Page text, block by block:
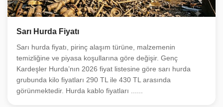
Sarı Hurda Fiyatı
Sarı hurda fiyatı, pirinç alaşım türüne, malzemenin
temizliğine ve piyasa koşullarına göre değişir. Genç
Kardeşler Hurda’nın 2026 fiyat listesine göre sarı hurda
grubunda kilo fiyatları 290 TL ile 430 TL arasında
görünmektedir. Hurda kablo fiyatları ......